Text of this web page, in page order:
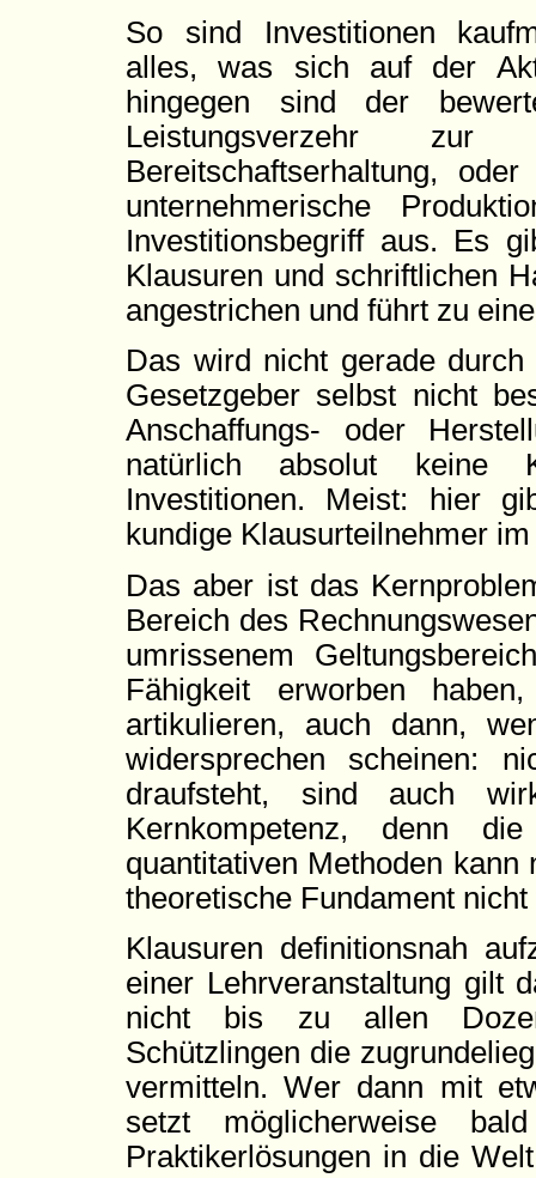
So sind Investitionen
alles, was sich auf der
hingegen sind der
Leistungsverzehr zur
Bereitschaftserhaltung,
unternehmerische
Investitionsbegriff aus. Es
Klausuren und schriftlichen
angestrichen und führt zu
Das wird nicht gerade
Gesetzgeber selbst nicht
Anschaffungs- oder
natürlich absolut keine
Investitionen. Meist: hier
kundige Klausurteilnehmer
Das aber ist das
Bereich des
umrissenem
Fähigkeit erworben
artikulieren, auch dann,
widersprechen scheinen:
draufsteht, sind auch
Kernkompetenz, denn
quantitativen Methoden
theoretische Fundament
Klausuren definitionsnah
einer Lehrveranstaltung gilt
nicht bis zu allen
Schützlingen die
vermitteln. Wer dann mit
setzt möglicherweise
Praktikerlösungen in die